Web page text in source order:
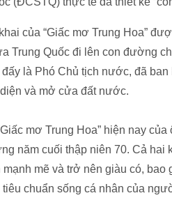
của “Giấc mơ Trung Hoa”
Trung Quốc đi lên con đường
là Phó Chủ tịch nước, đã
và mở cửa đất nước.
mơ Trung Hoa” hiện nay
năm cuối thập niên 70. Cả hai
mạnh mẽ và trở nên giàu có,
chuẩn sống cá nhân của